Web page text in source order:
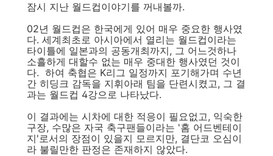
잠시 지난 월드컵이야기를 꺼내볼까.
02년 월드컵은 한국에게 있어 매우 중요한 행사였
다. 세계최초로 아시아에서 열리는 월드컵이라는
타이틀에 일본과의 공동개최까지, 그 어느것하나
소흘하게 대할수 없는 매우 중대한 행사였던 것이
다. 하여 축협은 K리그 일정까지 포기해가며 수년
간 히딩크 감독을 지휘아래 팀을 단련시켰고, 그 결
과는 월드컵 4강으로 나타났다.
이 결과에는 시차에 대한 적응이 필요없고, 익숙한
구장, 수많은 자국 축구팬들이라는 '홈 어드벤테이
지'로서의 장점이 있을지 모르지만, 결단코 오심이
라 불릴만한 판정은 존재하지 않았다.